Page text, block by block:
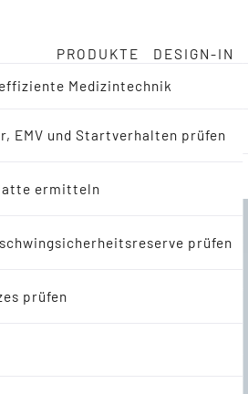
PRODUKTE DESIGN-IN
Medizintechnik
EMV und Startverhalten prüfen
ermitteln
prüfen
prüfen